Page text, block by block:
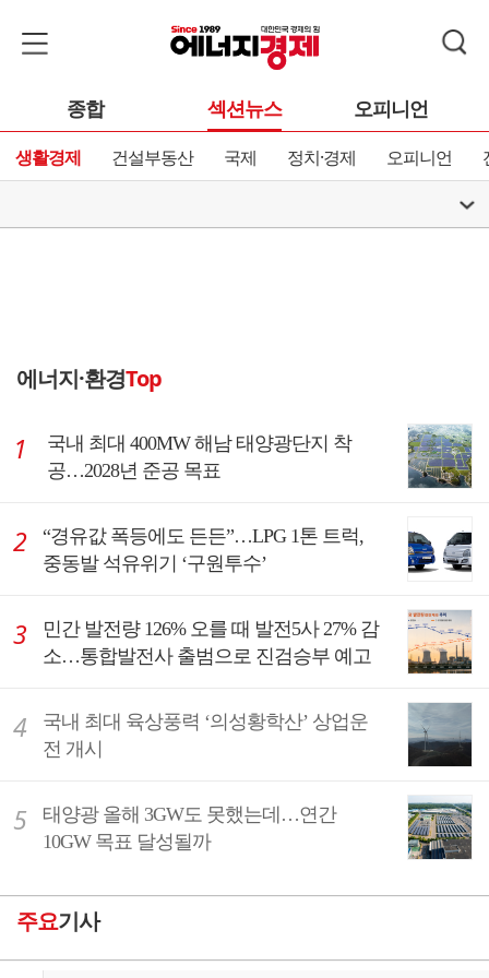
종합 섹션뉴스 오피니언
생활경제 건설부동산 국제 정치·경제 오피니언
에너지·환경Top
국내 최대 400MW 해남 태양광단지 착
공…2028년 준공 목표
“경유값 폭등에도 든든”…LPG 1톤 트럭,
중동발 석유위기 ‘구원투수’
민간 발전량 126% 오를 때 발전5사 27% 감
소…통합발전사 출범으로 진검승부 예고
국내 최대 육상풍력 ‘의성황학산’ 상업운
전 개시
태양광 올해 3GW도 못했는데…연간
10GW 목표 달성될까
주요기사